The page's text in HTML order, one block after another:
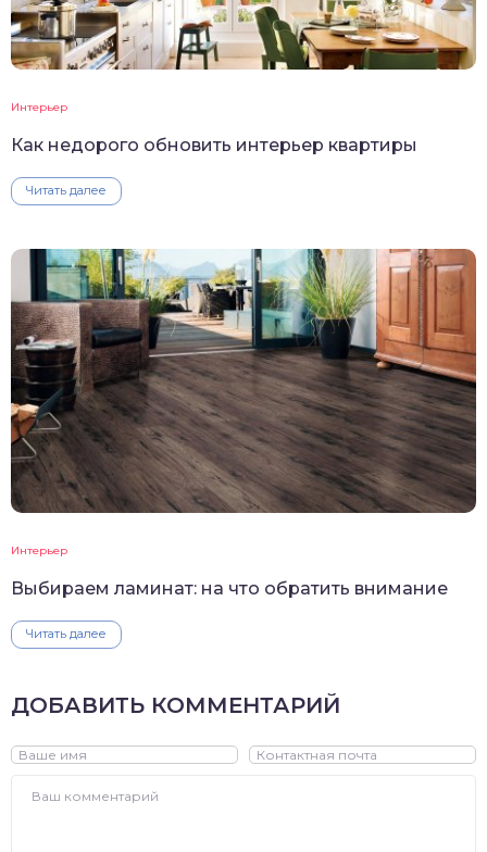
Интерьер
Как недорого обновить интерьер квартиры
Читать далее
Интерьер
Выбираем ламинат: на что обратить внимание
Читать далее
ДОБАВИТЬ КОММЕНТАРИЙ